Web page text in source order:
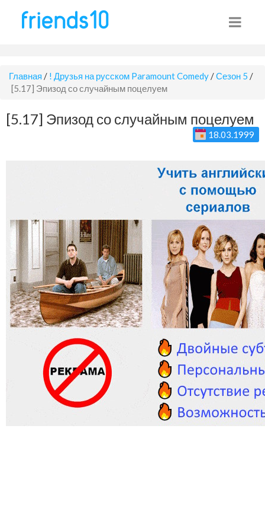
Главная / ! Друзья на русском Paramount Comedy /Сезон 5 /
[5.17] Эпизод со случайным поцелуем
[5.17] Эпизод со случайным поцелуем
18.03.1999